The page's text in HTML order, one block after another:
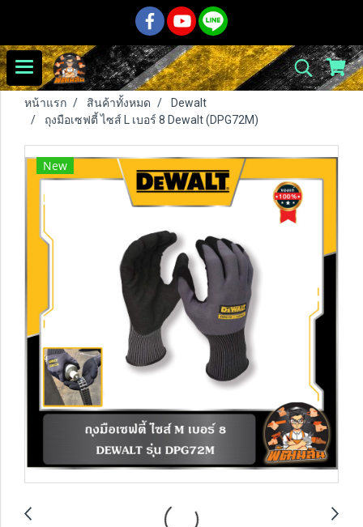
หน้าแรก สินค้าทั้งหมด
Dewalt
ถุงมือเซฟตี้ ไซส์ L เบอร์ 8 Dewalt (DPG72M)
New